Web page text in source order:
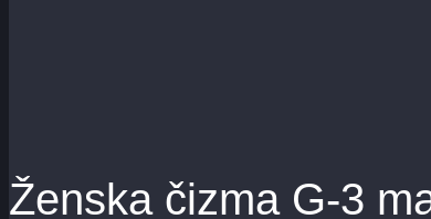
Ženska čizma G-3